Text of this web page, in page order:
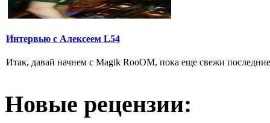
Интервью с Алексеем L54
Итак, давай начнем с Magik RooOM, пока еще свежи
Новые рецензии: